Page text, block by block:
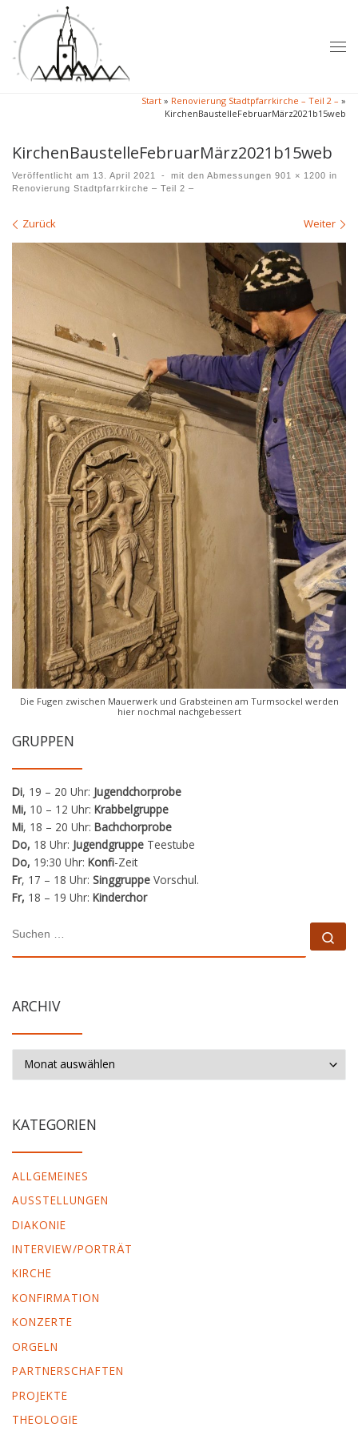
Zum Inhalt springen
Start » Renovierung Stadtpfarrkirche – Teil 2 – »
KirchenBaustelleFebruarMärz2021b15web
KirchenBaustelleFebruarMärz2021b15web
Veröffentlicht am 13. April 2021 - mit den Abmessungen 901 × 1200 in
Renovierung Stadtpfarrkirche – Teil 2 –
Bilder Navigation
Zurück Weiter
Die Fugen zwischen Mauerwerk und Grabsteinen am Turmsockel werden
hier nochmal nachgebessert
GRUPPEN
Di, 19 – 20 Uhr: Jugendchorprobe
Mi, 10 – 12 Uhr: Krabbelgruppe
Mi, 18 – 20 Uhr: Bachchorprobe
Do, 18 Uhr: Jugendgruppe Teestube
Do, 19:30 Uhr: Konfi-Zeit
Fr, 17 – 18 Uhr: Singgruppe Vorschul.
Fr, 18 – 19 Uhr: Kinderchor
SUCHE
ARCHIV
KATEGORIEN
ALLGEMEINES
AUSSTELLUNGEN
DIAKONIE
INTERVIEW/PORTRÄT
KIRCHE
KONFIRMATION
KONZERTE
ORGELN
PARTNERSCHAFTEN
PROJEKTE
THEOLOGIE